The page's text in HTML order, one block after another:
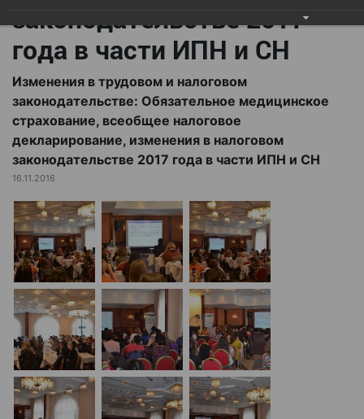
законодательстве 2017
года в части ИПН и СН
Изменения в трудовом и налоговом
законодательстве: Обязательное медицинское
страхование, всеобщее налоговое
декларирование, изменения в налоговом
законодательстве 2017 года в части ИПН и СН
16.11.2016